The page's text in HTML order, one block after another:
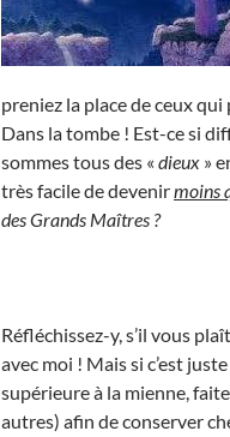
preniez la place de ceux
Dans la tombe ! Est-ce si
sommes tous des « dieux »
très facile de devenirmoins
des Grands Maîtres ?
Réfléchissez-y, s’il vous
avec moi ! Mais si c’est
supérieure à la mienne,
autres) afin de conserver